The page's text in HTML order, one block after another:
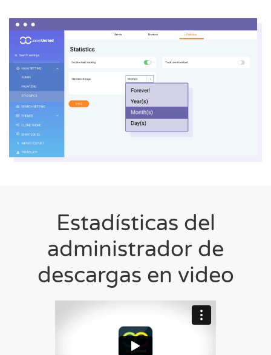
Estadísticas del
administrador de
descargas en video